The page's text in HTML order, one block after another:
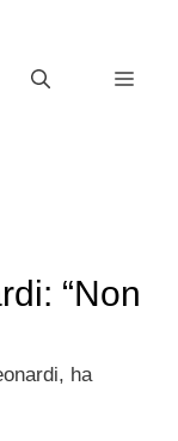
“Non
ha